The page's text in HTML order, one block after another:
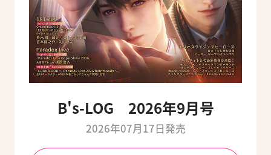
B's-LOG 2026年9月号
2026年07月17日発売